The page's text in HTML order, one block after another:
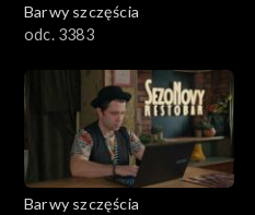
1601–1700
1501–1600
1401–1500
1301–1400
Barwy szczęścia
odc. 3383
Barwy szczęścia